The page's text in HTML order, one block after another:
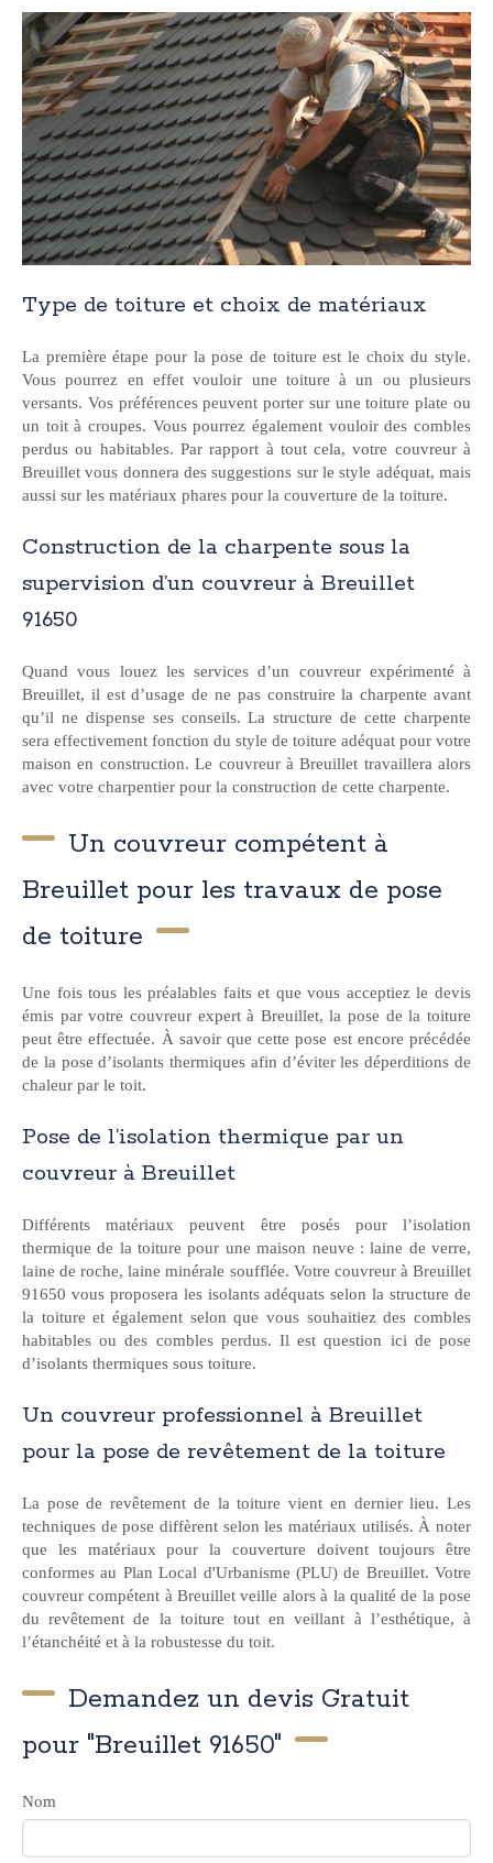
Type de toiture et choix de matériaux
La première étape pour la pose de toiture est le choix du style.
Vous pourrez en effet vouloir une toiture à un ou plusieurs
versants. Vos préférences peuvent porter sur une toiture plate ou
un toit à croupes. Vous pourrez également vouloir des combles
perdus ou habitables. Par rapport à tout cela, votre couvreur à
Breuillet vous donnera des suggestions sur le style adéquat, mais
aussi sur les matériaux phares pour la couverture de la toiture.
Construction de la charpente sous la
supervision d’un couvreur à Breuillet
91650
Quand vous louez les services d’un couvreur expérimenté à
Breuillet, il est d’usage de ne pas construire la charpente avant
qu’il ne dispense ses conseils. La structure de cette charpente
sera effectivement fonction du style de toiture adéquat pour votre
maison en construction. Le couvreur à Breuillet travaillera alors
avec votre charpentier pour la construction de cette charpente.
Un couvreur compétent à
Breuillet pour les travaux de pose
de toiture
Une fois tous les préalables faits et que vous acceptiez le devis
émis par votre couvreur expert à Breuillet, la pose de la toiture
peut être effectuée. À savoir que cette pose est encore précédée
de la pose d’isolants thermiques afin d’éviter les déperditions de
chaleur par le toit.
Pose de l’isolation thermique par un
couvreur à Breuillet
Différents matériaux peuvent être posés pour l’isolation
thermique de la toiture pour une maison neuve : laine de verre,
laine de roche, laine minérale soufflée. Votre couvreur à Breuillet
91650 vous proposera les isolants adéquats selon la structure de
la toiture et également selon que vous souhaitiez des combles
habitables ou des combles perdus. Il est question ici de pose
d’isolants thermiques sous toiture.
Un couvreur professionnel à Breuillet
pour la pose de revêtement de la toiture
La pose de revêtement de la toiture vient en dernier lieu. Les
techniques de pose diffèrent selon les matériaux utilisés. À noter
que les matériaux pour la couverture doivent toujours être
conformes au Plan Local d'Urbanisme (PLU) de Breuillet. Votre
couvreur compétent à Breuillet veille alors à la qualité de la pose
du revêtement de la toiture tout en veillant à l’esthétique, à
l’étanchéité et à la robustesse du toit.
Demandez un devis Gratuit
pour "Breuillet 91650"
Nom